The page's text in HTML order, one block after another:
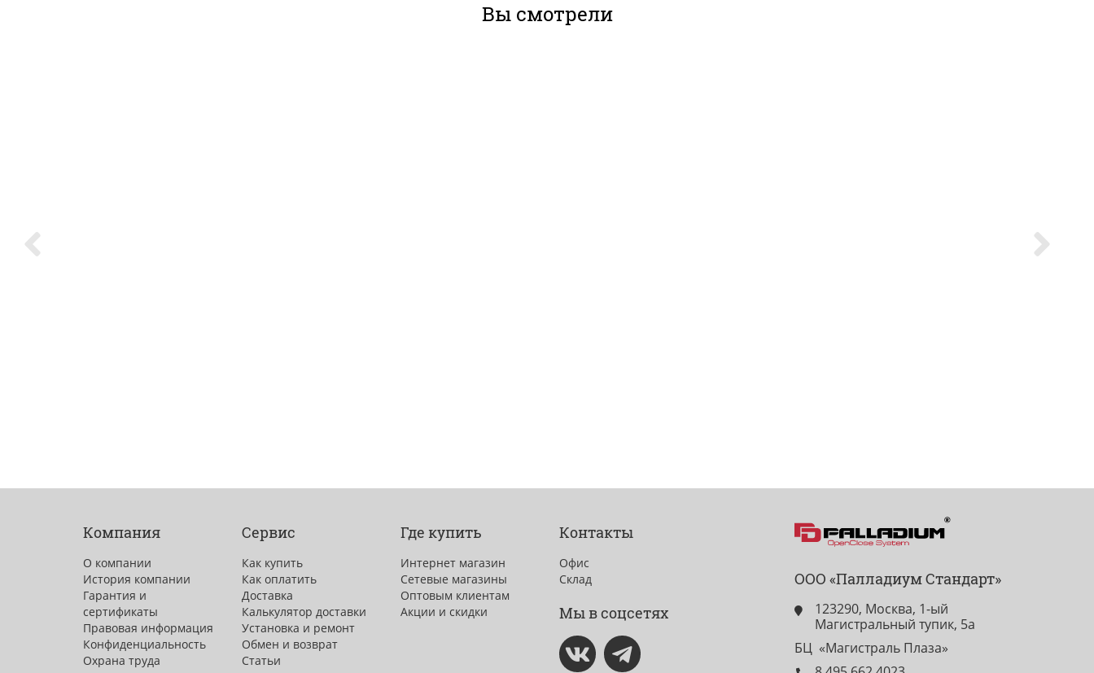
Вы смотрели
Компания
О компании
История компании
Гарантия и
сертификаты
Правовая информация
Конфиденциальность
Охрана труда
Сервис
Как купить
Как оплатить
Доставка
Калькулятор доставки
Установка и ремонт
Обмен и возврат
Статьи
Где купить
Интернет магазин
Сетевые магазины
Оптовым клиентам
Акции и скидки
Контакты
Офис
Склад
Мы в соцсетях
ООО «Палладиум Стандарт»
123290, Москва, 1-ый
Магистральный тупик, 5а
БЦ «Магистраль Плаза»